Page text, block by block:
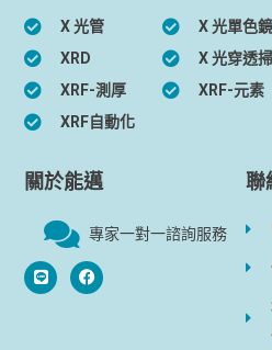
X 光管
XRD
XRF-測厚
XRF自動化
X 光單色鏡
X 光穿透
XRF-元素
關於能邁
專家一對一諮詢服務
聯